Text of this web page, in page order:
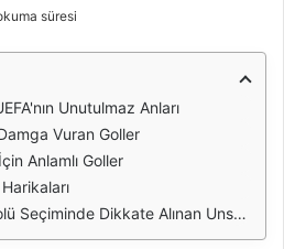
süresi
Unutulmaz Anları
Vuran Goller
Anlamlı Goller
Seçiminde Dikkate Alınan Unsurlar